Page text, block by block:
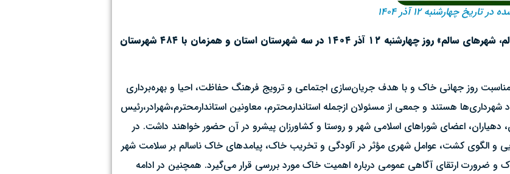
تاریخ چهارشنبه ۱۲ آذر ۱۴۰۴
دهمین کاروان ترویج بهره‌وری کشاورزی استان قم با شعار «خاک‌های سالم، شهرهای سالم» روز چهارشنبه ۱۲ آذر ۱۴۰۴ در سه شهرستان استان و همزمان با ۴۸۴ شهرستان
روز جهانی خاک و با هدف جریان‌سازی اجتماعی و ترویج فرهنگ حفاظت، احیا و بهره‌برداری
هستند و جمعی از مسئولان ازجمله استاندارمحترم، معاونین استاندارمحترم،شهرادر،رئیس
دهیاران، اعضای شوراهای اسلامی شهر و روستا و کشاورزان پیشرو در آن حضور خواهند داشت. در
الگوی کشت، عوامل شهری مؤثر در آلودگی و تخریب خاک، پیامدهای خاک ناسالم بر سلامت شهر
ضرورت ارتقای آگاهی عمومی درباره اهمیت خاک مورد بررسی قرار می‌گیرد. همچنین در ادامه